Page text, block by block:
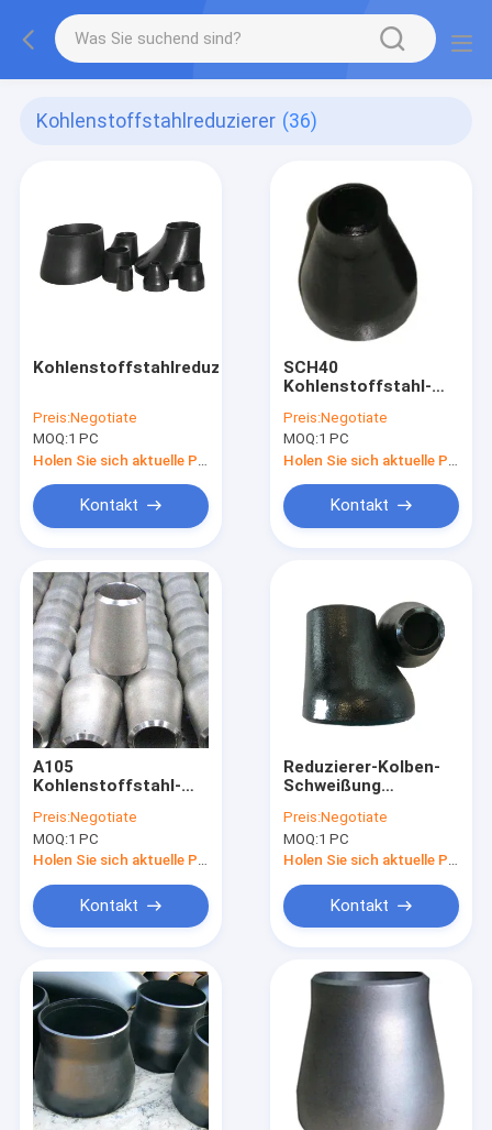
Kohlenstoffstahlreduzierer (36)
Kohlenstoffstahlreduzierer
Preis:Negotiate
MOQ:1 PC
Kontakt
SCH40
Kohlenstoffstahl-
Exzenterreduzierer
Preis:Negotiate
MOQ:1 PC
Kontakt
A105
Kohlenstoffstahl-
Preis:Negotiate
MOQ:1 PC
Kontakt
Reduzierer-Kolben-
Schweißung
ANSI-Zeitplan-40
konzentrisch
Preis:Negotiate
MOQ:1 PC
Kontakt